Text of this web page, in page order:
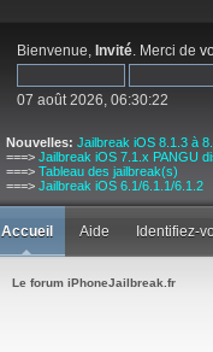
Bienvenue, Invité. Merci de
07 août 2026, 06:30:22
Nouvelles: Jailbreak iOS 8.1.3 à
===> Jailbreak iOS 7.1.x PANGU
===> Tableau des jailbreak(s)
===> Jailbreak iOS 6.1/6.1.1/6.1.2
Accueil Aide Identifiez-
Le forum iPhoneJailbreak.fr